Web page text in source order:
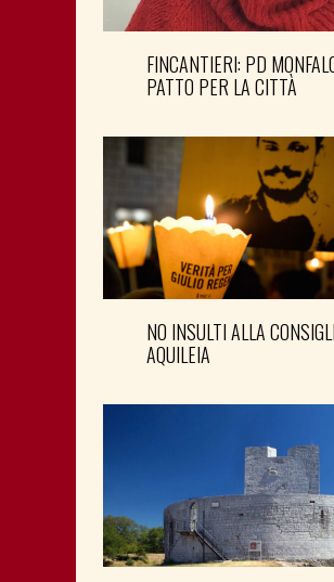
FINCANTIERI: PD
PATTO PER LA CITTÀ
NO INSULTI ALLA
AQUILEIA